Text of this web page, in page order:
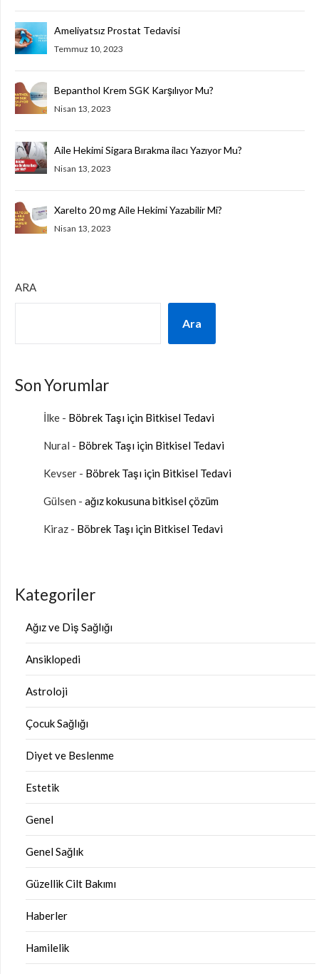
Ameliyatsız Prostat Tedavisi
Temmuz 10, 2023
Bepanthol Krem SGK Karşılıyor Mu?
Nisan 13, 2023
Aile Hekimi Sigara Bırakma ilacı Yazıyor Mu?
Nisan 13, 2023
Xarelto 20 mg Aile Hekimi Yazabilir Mi?
Nisan 13, 2023
ARA
Ara
Son Yorumlar
İlke - Böbrek Taşı için Bitkisel Tedavi
Nural - Böbrek Taşı için Bitkisel Tedavi
Kevser - Böbrek Taşı için Bitkisel Tedavi
Gülsen - ağız kokusuna bitkisel çözüm
Kiraz - Böbrek Taşı için Bitkisel Tedavi
Kategoriler
Ağız ve Diş Sağlığı
Ansiklopedi
Astroloji
Çocuk Sağlığı
Diyet ve Beslenme
Estetik
Genel
Genel Sağlık
Güzellik Cilt Bakımı
Haberler
Hamilelik